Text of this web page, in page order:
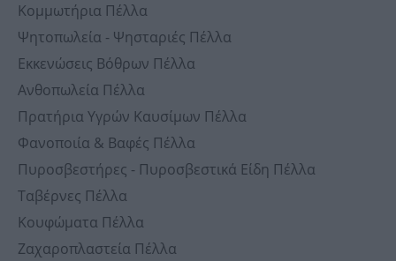
Κομμωτήρια Πέλλα
Ψητοπωλεία - Ψησταριές Πέλλα
Εκκενώσεις Βόθρων Πέλλα
Ανθοπωλεία Πέλλα
Πρατήρια Υγρών Καυσίμων Πέλλα
Φανοποιία & Βαφές Πέλλα
Πυροσβεστήρες - Πυροσβεστικά Είδη Πέλλα
Ταβέρνες Πέλλα
Κουφώματα Πέλλα
Ζαχαροπλαστεία Πέλλα